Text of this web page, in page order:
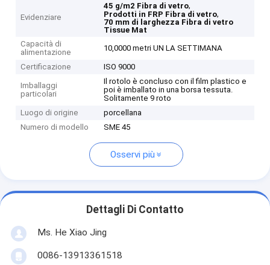
Evidenziare
45 g/m2 Fibra di vetro,
Prodotti in FRP Fibra di vetro,
70 mm di larghezza Fibra di vetro
Tissue Mat
Capacità di
alimentazione
10,0000 metri UN LA SETTIMANA
Certificazione ISO 9000
Imballaggi
particolari
Il rotolo è concluso con il film plastico e
poi è imballato in una borsa tessuta.
Solitamente 9 roto
Luogo di origine
porcellana
Numero di modello
SME 45
Osservi più
Dettagli Di Contatto
Ms. He Xiao Jing
0086-13913361518